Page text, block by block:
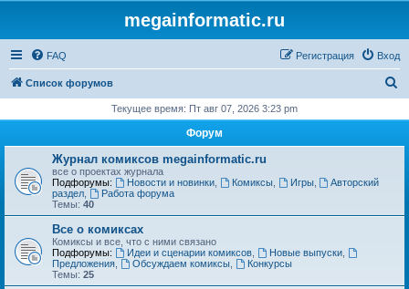
megainformatic.ru
FAQ Вход
Регистрация
Список форумов
с
Текущее время: Пт авг 07, 2026 3:23 pm
Форум
Журнал комиксов megainformatic.ru
все о проектах журнала
Подфорумы:
Новости и новинки, Комиксы, Игры,
Авторский
раздел
Работа форума
Темы: 40
Все о комиксах
Комиксы и все, что с ними связано
Подфорумы:
Идеи и сценарии комиксов, Новые выпуски,
Предложения
Обсуждаем комиксы,
Конкурсы
Темы: 25